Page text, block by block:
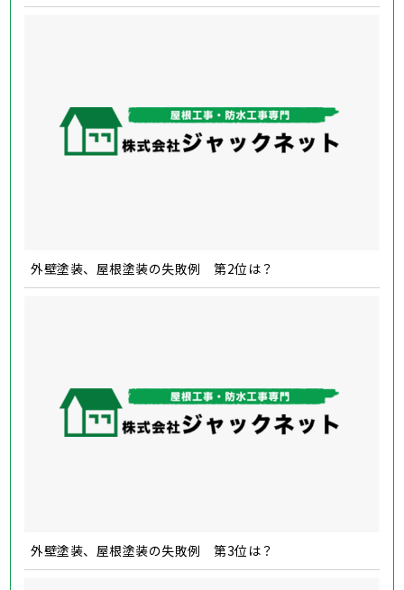
外壁塗装、屋根塗装の失敗例 第2位は？
外壁塗装、屋根塗装の失敗例 第3位は？